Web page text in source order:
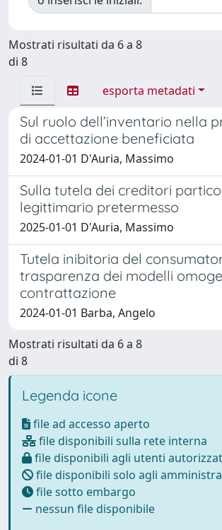
Mostrati risultati da 6 a 8
di 8
esporta metadati
Sul ruolo dell’inventario nella
di accettazione beneficiata
2024-01-01 D'Auria, Massimo
Sulla tutela dei creditori
legittimario pretermesso
2025-01-01 D'Auria, Massimo
Tutela inibitoria del
trasparenza dei modelli
contrattazione
2024-01-01 Barba, Angelo
Mostrati risultati da 6 a 8
di 8
Legenda icone
file ad accesso aperto
file disponibili sulla rete interna
file disponibili agli utenti
file disponibili solo agli
file sotto embargo
nessun file disponibile